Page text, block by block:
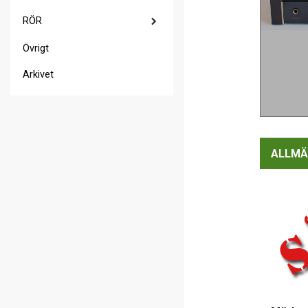
RÖR
Övrigt
Arkivet